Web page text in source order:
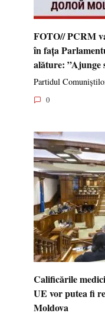
FOTO// PCRM
în fața
alăture: ”Ajunge
Partidul
0
Calificările
UE vor putea fi
Moldova